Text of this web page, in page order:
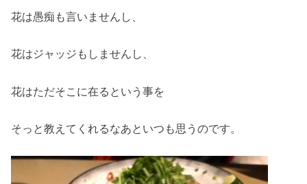
花は愚痴も言いませんし、
花はジャッジもしませんし、
花はただそこに在るという事を
そっと教えてくれるなあといつも思うのです。